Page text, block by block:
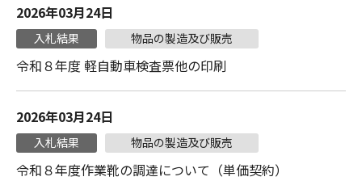
2026年03月24日
入札結果 物品の製造及び販売
令和８年度 軽自動車検査票他の印刷
2026年03月24日
入札結果 物品の製造及び販売
令和８年度作業靴の調達について（単価契約）